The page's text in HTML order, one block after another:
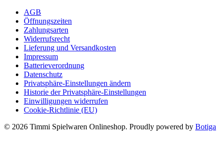
AGB
Öffnungszeiten
Zahlungsarten
Widerrufsrecht
Lieferung und Versandkosten
Impressum
Batterieverordnung
Datenschutz
Privatsphäre-Einstellungen ändern
Historie der Privatsphäre-Einstellungen
Einwilligungen widerrufen
Cookie-Richtlinie (EU)
© 2026 Timmi Spielwaren Onlineshop. Proudly powered by Botiga